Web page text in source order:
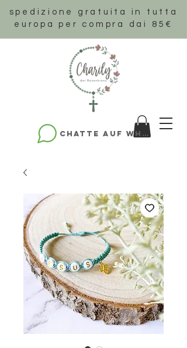
spedizione gratuita in tutta
europa per compra dai 85€
Chatte auf WhatsApp